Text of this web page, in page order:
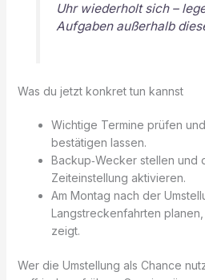
Uhr wiederholt sich –
Aufgaben außerhalb
Was du jetzt konkret tun kannst
Wichtige Termine prüfen
bestätigen lassen.
Backup‑Wecker stellen und
Zeiteinstellung aktivieren.
Am Montag nach der
Langstreckenfahrten
zeigt.
Wer die Umstellung als Chance